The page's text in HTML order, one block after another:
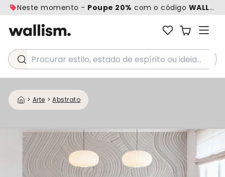
Neste momento - Poupe 20% com o código WALL20
Procurar estilo, estado de espírito ou ideia...
> Arte > Abstrato